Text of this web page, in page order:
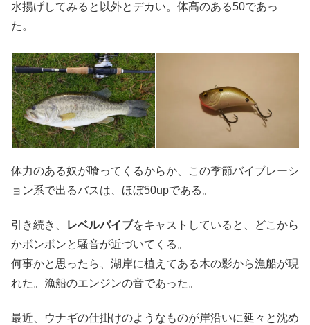
水揚げしてみると以外とデカい。体高のある50であっ
た。
体力のある奴が喰ってくるからか、この季節バイブレーシ
ョン系で出るバスは、ほぼ50upである。
引き続き、 レベルバイブをキャストしていると、どこから
かボンボンと騒音が近づいてくる。
何事かと思ったら、湖岸に植えてある木の影から漁船が現
れた。漁船のエンジンの音であった。
最近、ウナギの仕掛けのようなものが岸沿いに延々と沈め